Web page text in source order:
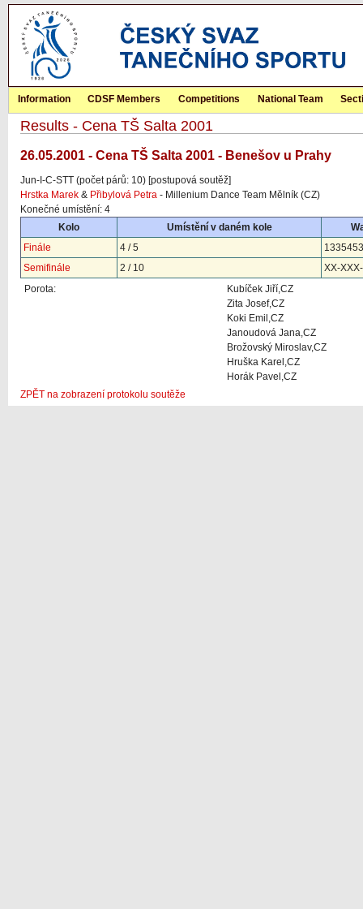
Information CDSF Members Competitions National Team
Results - Cena TŠ Salta 2001
26.05.2001 - Cena TŠ Salta 2001 - Benešov u Prahy
Jun-I-C-STT (počet párů: 10) [postupová soutěž]
Hrstka Marek & Přibylová Petra - Millenium Dance Team Mělník (CZ)
Konečné umístění: 4
Kolo
Umístění v daném kole
Finále
4 / 5
1335453
Semifinále
2 / 10
XX-XXX-
Porota:
Kubíček Jiří,CZ
Zita Josef,CZ
Koki Emil,CZ
Janoudová Jana,CZ
Brožovský Miroslav,CZ
Hruška Karel,CZ
Horák Pavel,CZ
ZPĚT na zobrazení protokolu soutěže